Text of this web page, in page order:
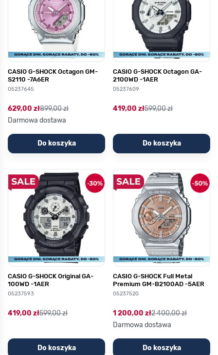
CASIO G-SHOCK Octagon GM-
S2110 -7A6ER
05237645
629,00 zł899,00 zł
Darmowa dostawa
Do koszyka
CASIO G-SHOCK Octagon GA-
2100WD -1AER
05237609
419,00 zł599,00 zł
Do koszyka
CASIO G-SHOCK Original GA-
100WD -1AER
05237593
419,00 zł599,00 zł
Do koszyka
CASIO G-SHOCK Full Metal
Premium GM-B2100AD -5AER
05237520
1 200,00 zł2 400,00 zł
Darmowa dostawa
Do koszyka